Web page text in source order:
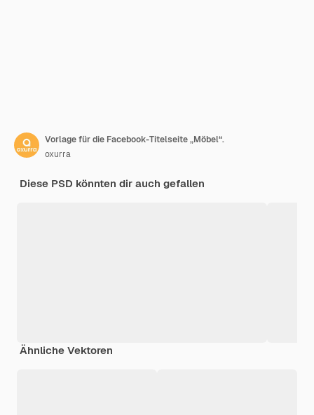
Vorlage für die Facebook-Titelseite „Möbel“.
oxurra
Diese PSD könnten dir auch gefallen
Ähnliche Vektoren